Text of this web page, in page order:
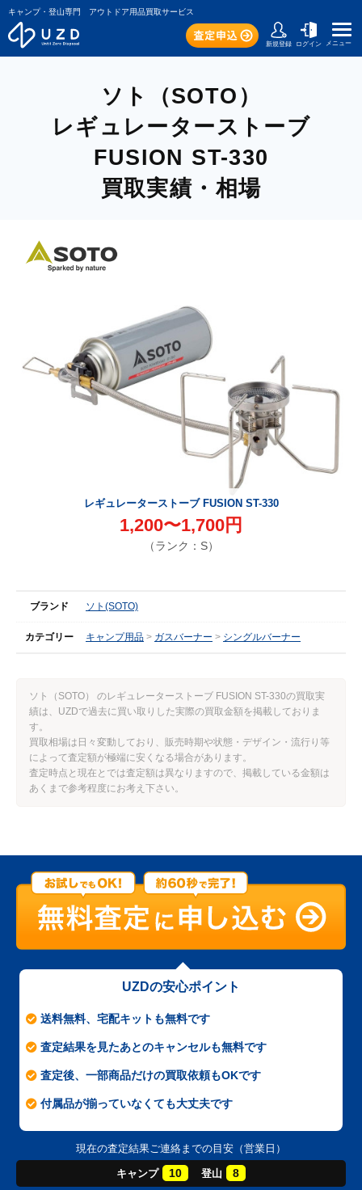
キャンプ・登山専門 アウトドア用品買取サービス
新規登録 ログイン メニュー
ソト（SOTO）
レギュレーターストーブ
FUSION ST-330
買取実績・相場
レギュレーターストーブ FUSION ST-330
1,200〜1,700円
（ランク：S）
ブランド ソト(SOTO)
カテゴリー キャンプ用品 ガスバーナー シングルバーナー
ソト（SOTO） のレギュレーターストーブ FUSION ST-330の買取実
績は、UZDで過去に買い取りした実際の買取金額を掲載しておりま
す。
買取相場は日々変動しており、販売時期や状態・デザイン・流行り等
によって査定額が極端に安くなる場合があります。
査定時点と現在とでは査定額は異なりますので、掲載している金額は
あくまで参考程度にお考え下さい。
UZDの安心ポイント
送料無料、宅配キットも無料です
査定結果を見たあとのキャンセルも無料です
査定後、一部商品だけの買取依頼もOKです
付属品が揃っていなくても大丈夫です
現在の査定結果ご連絡までの目安（営業日）
キャンプ 10 登山 8